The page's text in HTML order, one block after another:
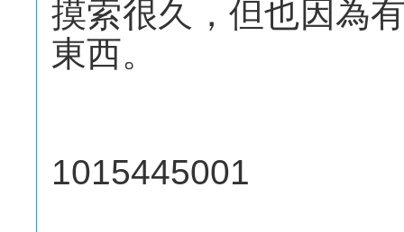
摸索很久，但也因為
東西。
1015445001